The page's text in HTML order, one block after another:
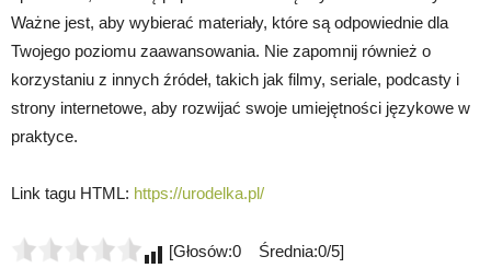
Ważne jest, aby wybierać materiały, które są odpowiednie dla
Twojego poziomu zaawansowania. Nie zapomnij również o
korzystaniu z innych źródeł, takich jak filmy, seriale, podcasty i
strony internetowe, aby rozwijać swoje umiejętności językowe w
praktyce.
Link tagu HTML: https://urodelka.pl/
[Głosów:0 Średnia:0/5]